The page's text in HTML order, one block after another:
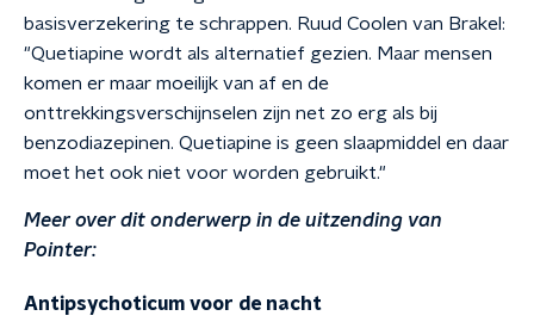
basisverzekering te schrappen. Ruud Coolen van Brakel:
"Quetiapine wordt als alternatief gezien. Maar mensen
komen er maar moeilijk van af en de
onttrekkingsverschijnselen zijn net zo erg als bij
benzodiazepinen. Quetiapine is geen slaapmiddel en daar
moet het ook niet voor worden gebruikt."
Meer over dit onderwerp in de uitzending van
Pointer:
Antipsychoticum voor de nacht